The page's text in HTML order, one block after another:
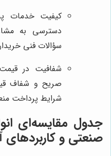
کیفیت خدمات
دسترسی به
سؤالات فنی
شفافیت در
صریح و شفاف
شرایط پرداخت
جدول مقایسه‌ای
صنعتی و کاربردهای